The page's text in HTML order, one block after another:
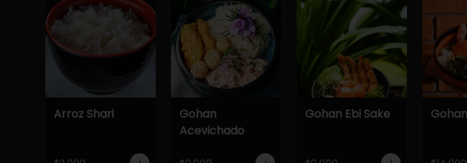
Arroz Shari
Gohan
Acevichado
Gohan Ebi Sake